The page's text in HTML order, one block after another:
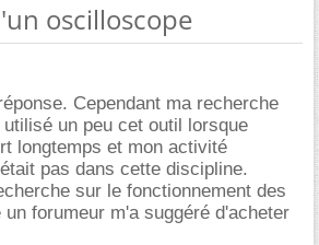
oscilloscope
Cependant ma recherche
un peu cet outil lorsque
longtemps et mon activité
pas dans cette discipline.
sur le fonctionnement des
un forumeur m'a suggéré d'acheter